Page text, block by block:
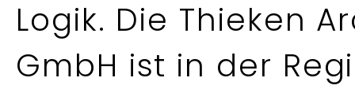
Logik. Die Thieken
GmbH ist in der